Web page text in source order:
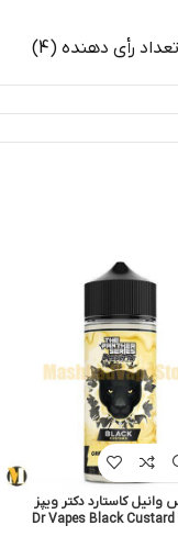
کاستارد دکتر ویپز
Dr Vapes Black Custard